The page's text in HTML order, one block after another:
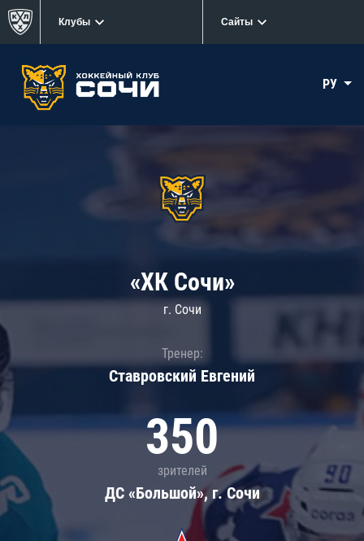
Клубы Сайты
РУ
«ХК Сочи»
г. Сочи
Тренер:
Ставровский Евгений
350
зрителей
ДС «Большой», г. Сочи